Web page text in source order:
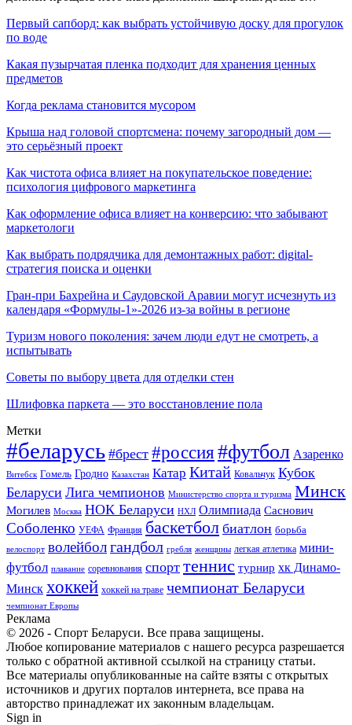
Первый сапборд: как выбрать устойчивую доску для прогулок
по воде
Какая пузырчатая пленка подходит для хранения ценных
предметов
Когда реклама становится мусором
Крыша над головой спортсмена: почему загородный дом —
это серьёзный проект
Как чистота офиса влияет на покупательское поведение:
психология цифрового маркетинга
Как оформление офиса влияет на конверсию: что забывают
маркетологи
Как выбрать подрядчика для демонтажных работ: digital-
стратегия поиска и оценки
Гран-при Бахрейна и Саудовской Аравии могут исчезнуть из
календаря «Формулы-1»-2026 из-за войны в регионе
Туризм нового поколения: зачем люди едут не смотреть, а
испытывать
Советы по выбору цвета для отделки стен
Шлифовка паркета — это восстановление пола
Метки
#беларусь #брест #россия#футбол Азаренко
Витебск Гомель Гродно Казахстан Катар Китай Ковальчук Кубок
Беларуси Лига чемпионов Министерство спорта и туризма Минск
Могилев Москва НОК Беларуси НХЛ Олимпиада Саснович
Соболенко УЕФА Франция баскетбол биатлон борьба
велоспорт волейболгандбол гребля женщины легкая атлетика мини-
футбол плавание соревнования спорт теннис турнир хк Динамо-
Минск хоккей хоккей на траве чемпионат Беларуси
чемпионат Европы
Реклама
© 2026 - Спорт Беларуси. Все права защищены.
Любое копирование материалов с нашего ресурса разрешается
только с обратной активной ссылкой на страницу статьи.
Все материалы опубликованные на сайте взяты с открытых
источников и других порталов интернета, все права на
авторство принадлежат их законным владельцам.
Sign in